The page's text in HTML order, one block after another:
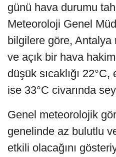
günü hava durumu
Meteoroloji Genel
bilgilere göre,
ve açık bir hava
düşük sıcaklığı 22°C,
ise 33°C civarında
Genel meteorolojik
genelinde az bulutlu
etkili olacağını